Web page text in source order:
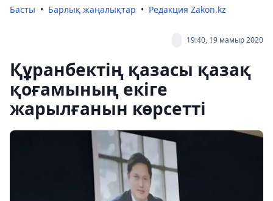
Басты Барлық жаңалықтар Редакция Zakon.kz
19:40, 19 мамыр 2020
Құранбектің қазасы қазақ
қоғамының екіге
жарылғанын көрсетті